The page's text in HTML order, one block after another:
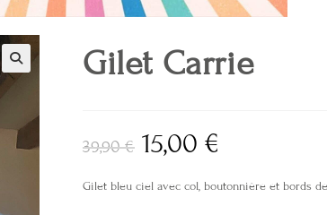
🔍 Gilet Carrie
39,90€ 15,00 €
Gilet bleu ciel avec col, boutonnière et bords